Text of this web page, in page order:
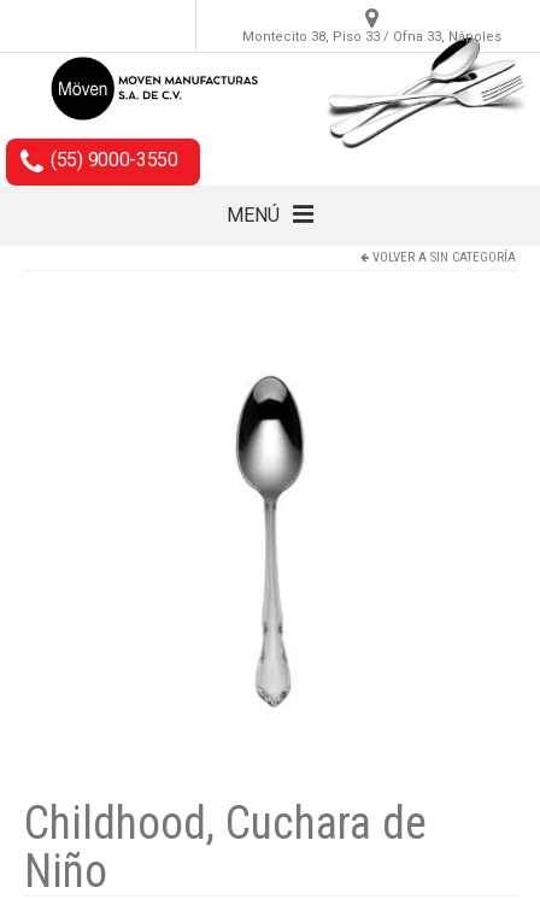
Montecito 38, Piso 33 / Ofna 33, Nápoles
(55) 9000-3550
MENÚ
VOLVER A SIN CATEGORÍA
Childhood, Cuchara de
Niño